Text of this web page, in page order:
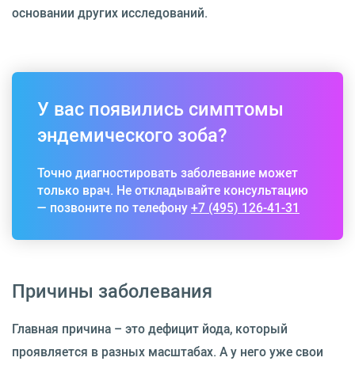
основании других исследований.
У вас появились симптомы
эндемического зоба?
Точно диагностировать заболевание может
только врач. Не откладывайте консультацию
— позвоните по телефону+7 (495) 126-41-31
Причины заболевания
Главная причина – это дефицит йода, который
проявляется в разных масштабах. А у него уже свои